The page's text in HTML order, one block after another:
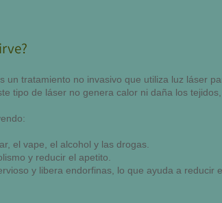
un tratamiento no invasivo que utiliza luz láser
tipo de láser no genera calor ni daña los
el vape, el alcohol y las drogas.
y reducir el apetito.
y libera endorfinas, lo que ayuda a reducir